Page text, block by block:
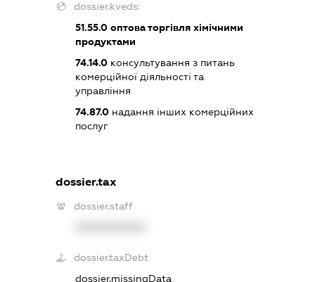
dossier.kveds:
51.55.0 оптова торгівля хімічними
продуктами
74.14.0 консультування з питань
комерційної діяльності та
управління
74.87.0 надання інших комерційних
послуг
dossier.tax
dossier.staff
dossier.taxDebt
dossier.missingData